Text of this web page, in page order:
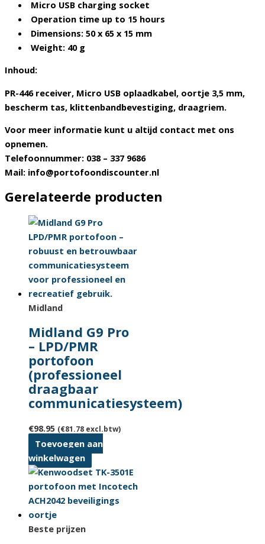
Micro USB charging socket
Operation time up to 15 hours
Dimensions: 50 x 65 x 15 mm
Weight: 40 g
Inhoud:
PR-446 receiver, Micro USB oplaadkabel, oortje 3,5 mm,
bescherm tas, klittenbandbevestiging, draagriem.
Voor meer informatie kunt u altijd contact met ons
opnemen.
Telefoonnummer: 038 – 337 9686
Mail: info@portofoondiscounter.nl
Gerelateerde producten
Midland
Midland G9 Pro
– LPD/PMR
portofoon
(professioneel
draagbaar
communicatiesysteem)
€98.95 (€81.78 excl.btw)
Toevoegen aan
winkelwagen
Beste prijzen